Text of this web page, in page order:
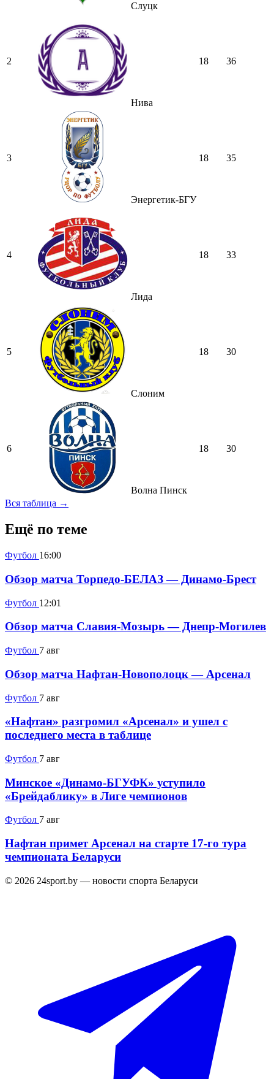
Слуцк
2
Нива
18 36
3
Энергетик-БГУ
18 35
4
Лида
18 33
5
Слоним
18 30
6
Волна Пинск
18 30
Вся таблица →
Ещё по теме
Футбол 16:00
Обзор матча Торпедо-БЕЛАЗ — Динамо-Брест
Футбол 12:01
Обзор матча Славия-Мозырь — Днепр-Могилев
Футбол 7 авг
Обзор матча Нафтан-Новополоцк — Арсенал
Футбол 7 авг
«Нафтан» разгромил «Арсенал» и ушел с
последнего места в таблице
Футбол 7 авг
Минское «Динамо-БГУФК» уступило
«Брейдаблику» в Лиге чемпионов
Футбол 7 авг
Нафтан примет Арсенал на старте 17-го тура
чемпионата Беларуси
© 2026 24sport.by — новости спорта Беларуси